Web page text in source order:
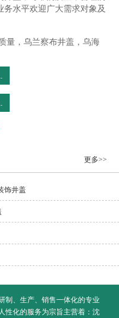
水平欢迎广大需求对象及
量，乌兰察布井盖，乌海
更多>>
饰井盖
制、生产、销售一体化的专业
性化的服务为宗旨主营着： 沈